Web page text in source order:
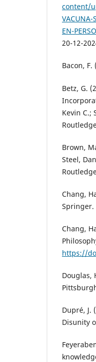
content/
VACUNA-
EN-
20-12-
Bacon,
Betz, G.
Kevin C.;
Brown,
Steel,
Chang,
Springer.
Chang,
https://
Douglas,
Dupré, J.
Disunity